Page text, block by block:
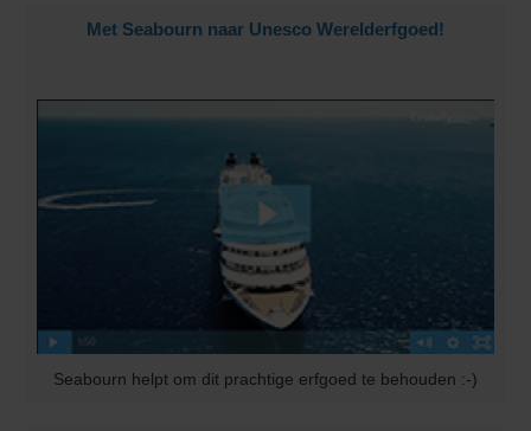
Met Seabourn naar Unesco Werelderfgoed!
Seabourn helpt om dit prachtige erfgoed te behouden :-)